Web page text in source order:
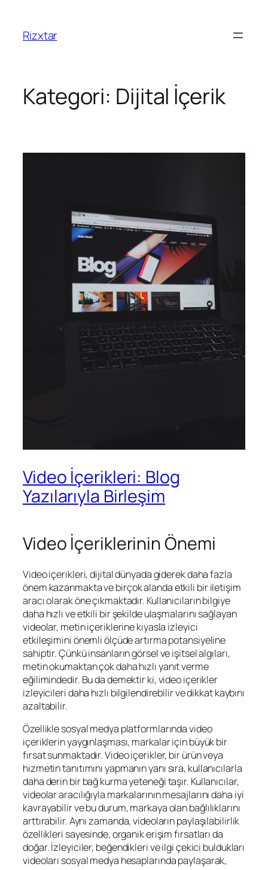
Rizxtar
Kategori: Dijital İçerik
Video İçerikleri: Blog
Yazılarıyla Birleşim
Video İçeriklerinin Önemi
Video içerikleri, dijital dünyada giderek daha fazla
önem kazanmakta ve birçok alanda etkili bir iletişim
aracı olarak öne çıkmaktadır. Kullanıcıların bilgiye
daha hızlı ve etkili bir şekilde ulaşmalarını sağlayan
videolar, metin içeriklerine kıyasla izleyici
etkileşimini önemli ölçüde artırma potansiyeline
sahiptir. Çünkü insanların görsel ve işitsel algıları,
metin okumaktan çok daha hızlı yanıt verme
eğilimindedir. Bu da demektir ki, video içerikler
izleyicileri daha hızlı bilgilendirebilir ve dikkat kaybını
azaltabilir.
Özellikle sosyal medya platformlarında video
içeriklerin yaygınlaşması, markalar için büyük bir
fırsat sunmaktadır. Video içerikler, bir ürün veya
hizmetin tanıtımını yapmanın yanı sıra, kullanıcılarla
daha derin bir bağ kurma yeteneği taşır. Kullanıcılar,
videolar aracılığıyla markalarının mesajlarını daha iyi
kavrayabilir ve bu durum, markaya olan bağlılıklarını
arttırabilir. Aynı zamanda, videoların paylaşılabilirlik
özellikleri sayesinde, organik erişim fırsatları da
doğar. İzleyiciler, beğendikleri ve ilgi çekici buldukları
videoları sosyal medya hesaplarında paylaşarak,